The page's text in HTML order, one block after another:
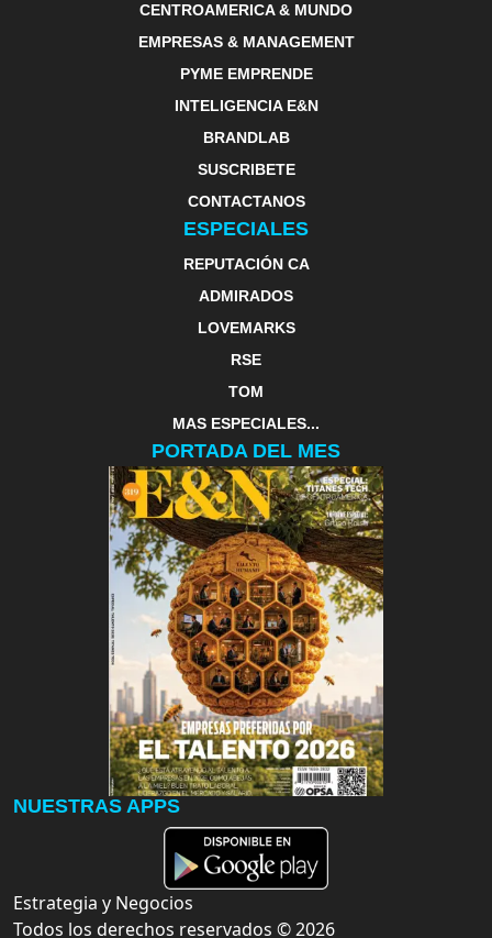
CENTROAMERICA & MUNDO
EMPRESAS & MANAGEMENT
PYME EMPRENDE
INTELIGENCIA E&N
BRANDLAB
SUSCRIBETE
CONTACTANOS
ESPECIALES
REPUTACIÓN CA
ADMIRADOS
LOVEMARKS
RSE
TOM
MAS ESPECIALES...
PORTADA DEL MES
NUESTRAS APPS
Estrategia y Negocios
Todos los derechos reservados ©2026